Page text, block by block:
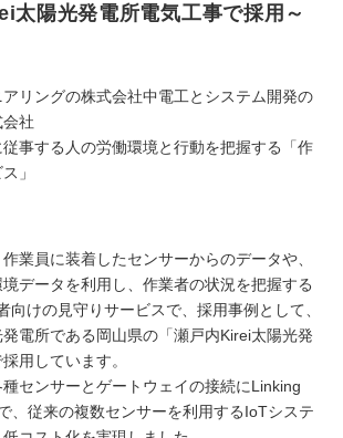
太陽光発電所電気工事で採用～
リングの株式会社中電工とシステム開発の
社
事する人の労働環境と行動を把握する「作
」
業員に装着したセンサーからのデータや、
データを利用し、作業者の状況を把握する
向けの見守りサービスで、採用事例として、
電所である岡山県の「瀬戸内Kirei太陽光発
用しています。
センサーとゲートウェイの接続にLinking
、従来の複数センサーを利用するIoTシステ